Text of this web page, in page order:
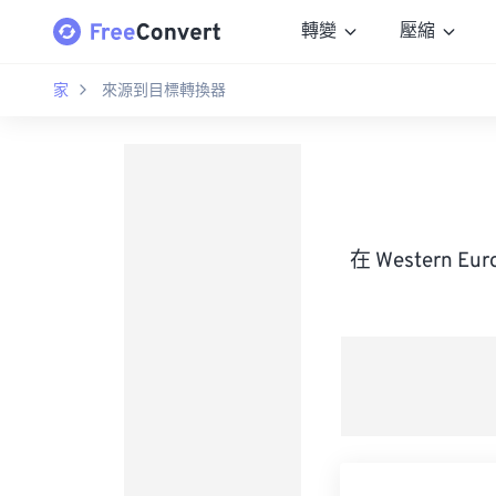
轉變 壓縮
家 來源到目標轉換器
在 Western